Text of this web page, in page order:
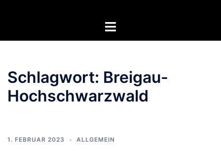
Menü
Schlagwort: Breigau-
Hochschwarzwald
1. FEBRUAR 2023 ALLGEMEIN